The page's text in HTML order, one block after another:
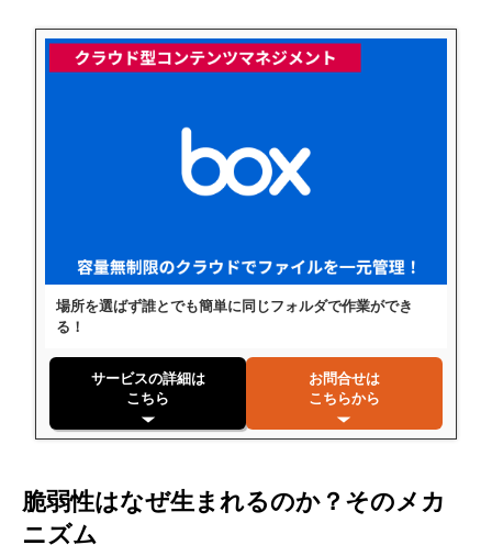
場所を選ばず誰とでも簡単に同じフォルダで作業ができ
る！
サービスの詳細は
こちら
お問合せは
こちらから
脆弱性はなぜ生まれるのか？そのメカ
ニズム